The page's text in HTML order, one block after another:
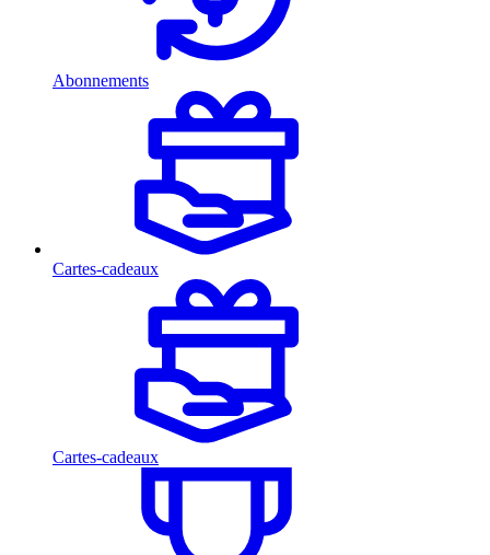
Abonnements
Cartes-cadeaux
Cartes-cadeaux